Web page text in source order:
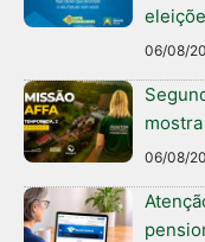
06/08/
06/08/